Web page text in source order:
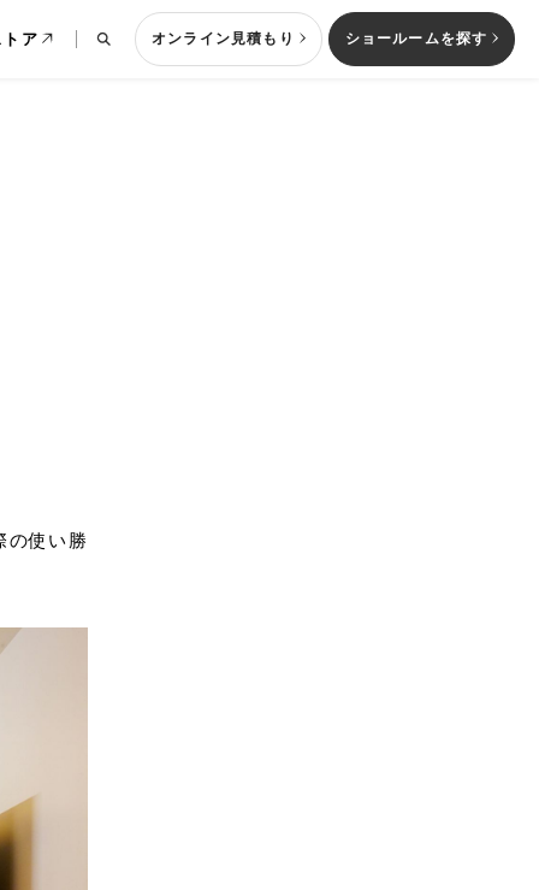
ア オンライン見積もり ショールームを探す
の使い勝